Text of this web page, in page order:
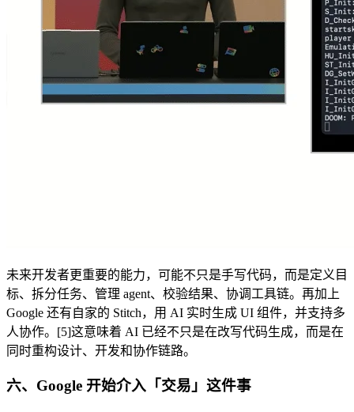
未来开发者更重要的能力，可能不只是手写代码，而是定义目
标、拆分任务、管理 agent、校验结果、协调工具链。再加上
Google 还有自家的 Stitch，用 AI 实时生成 UI 组件，并支持多
人协作。[5]这意味着 AI 已经不只是在改写代码生成，而是在
同时重构设计、开发和协作链路。
六、Google 开始介入「交易」这件事